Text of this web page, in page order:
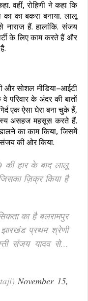
वहीं, रोहिणी ने कहा कि
का का बकरा बनाया. लालू
हैं. हालांकि. संजय
के लिए काम करते हैं और
और सोशल मीडिया–आईटी
परिवार के अंदर की बातों
एक ऐसा घेरा बना चुके हैं,
असहज महसूस करते हैं.
का काम किया, जिसमें
संजय की ओर किया.
की हार के बाद लालू
ज़िक्र किया है
का है बलरामपुर
प्रथम श्रेणी
संजय यादव से…
November 15,